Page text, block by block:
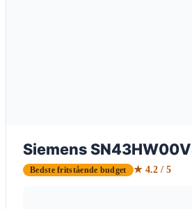
Siemens
Bedste fritstående budget ★ 4.2 / 5